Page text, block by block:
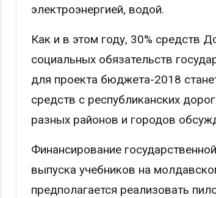
электроэнергией, водой.
Как и в этом году, 30% средств
социальных обязательств
для проекта бюджета-2018
средств с республиканских
разных районов и городов
Финансирование
выпуска учебников на
предполагается реализовать